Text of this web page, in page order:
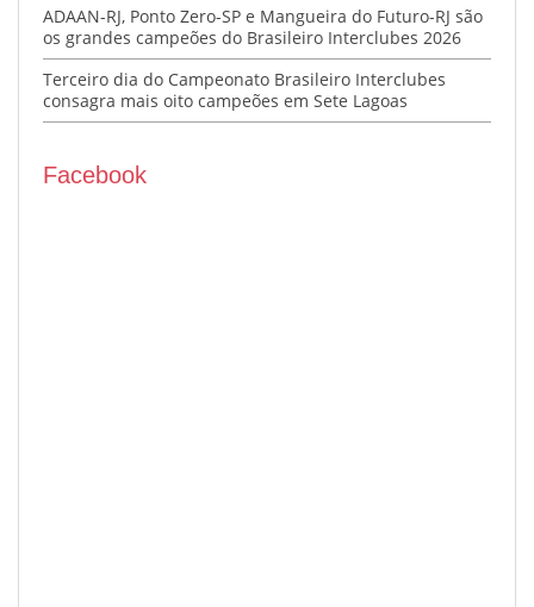
ADAAN-RJ, Ponto Zero-SP e Mangueira do Futuro-RJ são
os grandes campeões do Brasileiro Interclubes 2026
Terceiro dia do Campeonato Brasileiro Interclubes
consagra mais oito campeões em Sete Lagoas
Facebook